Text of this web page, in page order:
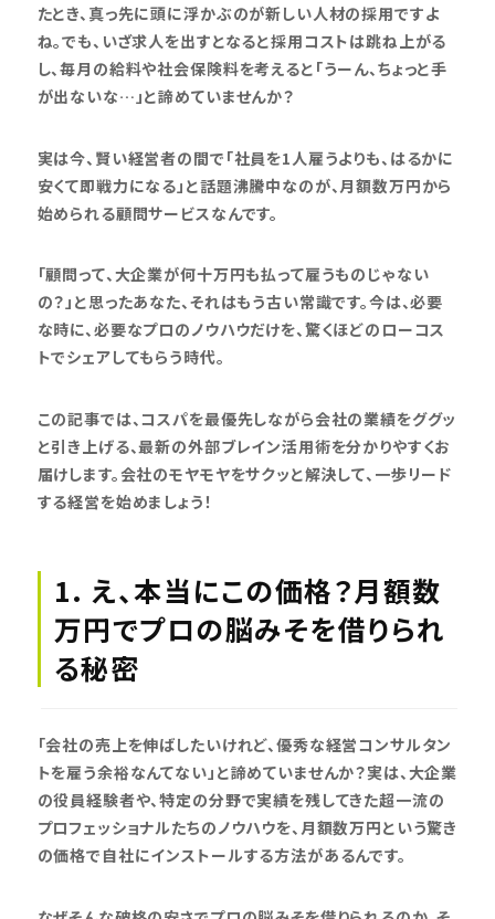
たとき、真っ先に頭に浮かぶのが新しい人材の採用ですよ
ね。でも、いざ求人を出すとなると採用コストは跳ね上がる
し、毎月の給料や社会保険料を考えると「うーん、ちょっと手
が出ないな…」と諦めていませんか？
実は今、賢い経営者の間で「社員を1人雇うよりも、はるかに
安くて即戦力になる」と話題沸騰中なのが、月額数万円から
始められる顧問サービスなんです。
「顧問って、大企業が何十万円も払って雇うものじゃない
の？」と思ったあなた、それはもう古い常識です。今は、必要
な時に、必要なプロのノウハウだけを、驚くほどのローコス
トでシェアしてもらう時代。
この記事では、コスパを最優先しながら会社の業績をググッ
と引き上げる、最新の外部ブレイン活用術を分かりやすくお
届けします。会社のモヤモヤをサクッと解決して、一歩リード
する経営を始めましょう！
1. え、本当にこの価格？月額数
万円でプロの脳みそを借りられ
る秘密
「会社の売上を伸ばしたいけれど、優秀な経営コンサルタン
トを雇う余裕なんてない」と諦めていませんか？実は、大企業
の役員経験者や、特定の分野で実績を残してきた超一流の
プロフェッショナルたちのノウハウを、月額数万円という驚き
の価格で自社にインストールする方法があるんです。